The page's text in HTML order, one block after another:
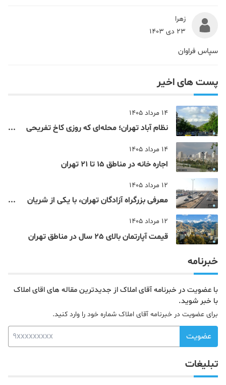
زهرا
23 دی 1403
سپاس فراوان
پست های اخیر
14 مرداد 1405
نظام‌ آباد تهران؛ محله‌ای که روزی کاخ تفریحی
14 مرداد 1405
اجاره خانه در مناطق 15 تا 21 تهران
12 مرداد 1405
معرفی بزرگراه آزادگان تهران، با یکی از شریان
12 مرداد 1405
قیمت آپارتمان بالای 25 سال در مناطق تهران
خبرنامه
با عضویت در خبرنامه آقای املاک از جدیدترین مقاله های اقای املاک
با خبر شوید.
برای عضویت در خبرنامه آقای املاک شماره خود را وارد کنید.
عضویت
تبلیغات